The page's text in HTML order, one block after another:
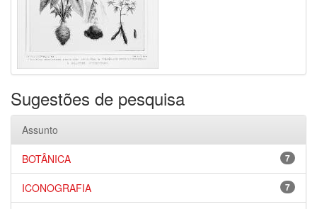
Sugestões de pesquisa
Assunto
7
BOTÂNICA
7
ICONOGRAFIA